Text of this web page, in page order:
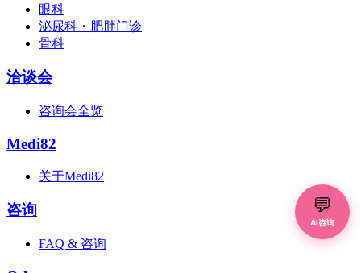
眼科
泌尿科・肥胖门诊
骨科
洽谈会
咨询会全览
Medi82
关于Medi82
咨询
FAQ & 咨询
💬
AI咨询